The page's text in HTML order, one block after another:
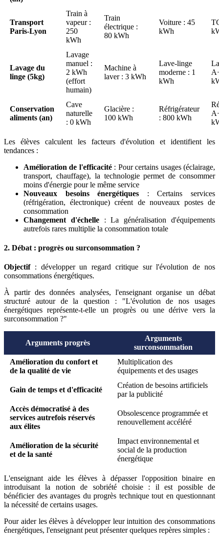
Transport
Paris-Lyon
Train à
vapeur :
250
kWh
Train
électrique :
80 kWh
Voiture : 45
kWh
Lavage du
linge (5kg)
Lavage
manuel :
2 kWh
(effort
humain)
Machine à
laver : 3 kWh
Lave-linge
moderne : 1
kWh
Conservation
aliments (an)
Cave
naturelle
: 0 kWh
Glacière :
100 kWh
Réfrigérateur
: 800 kWh
Les élèves calculent les facteurs d'évolution et identifient les
tendances :
Amélioration de l'efficacité: Pour certains usages (éclairage,
transport, chauffage), la technologie permet de consommer
moins d'énergie pour le même service
Nouveaux besoins énergétiques : Certains services
(réfrigération, électronique) créent de nouveaux postes de
consommation
Changement d'échelle: La généralisation d'équipements
autrefois rares multiplie la consommation totale
2. Débat : progrès ou surconsommation ?
Objectif: développer un regard critique sur l'évolution de nos
consommations énergétiques.
À partir des données analysées, l'enseignant organise un débat
structuré autour de la question : "L'évolution de nos usages
énergétiques représente-t-elle un progrès ou une dérive vers la
surconsommation ?"
Arguments progrès
Arguments
surconsommation
Amélioration du confort et
de la qualité de vie
Multiplication des
équipements et des usages
Gain de temps et d'efficacité
Création de besoins artificiels
par la publicité
Accès démocratisé à des
services autrefois réservés
aux élites
Obsolescence programmée et
renouvellement accéléré
Amélioration de la sécurité
et de la santé
Impact environnemental et
social de la production
énergétique
L'enseignant aide les élèves à dépasser l'opposition binaire en
introduisant la notion de sobriété choisie : il est possible de
bénéficier des avantages du progrès technique tout en questionnant
la nécessité de certains usages.
Pour aider les élèves à développer leur intuition des consommations
énergétiques, l'enseignant peut présenter quelques repères simples :